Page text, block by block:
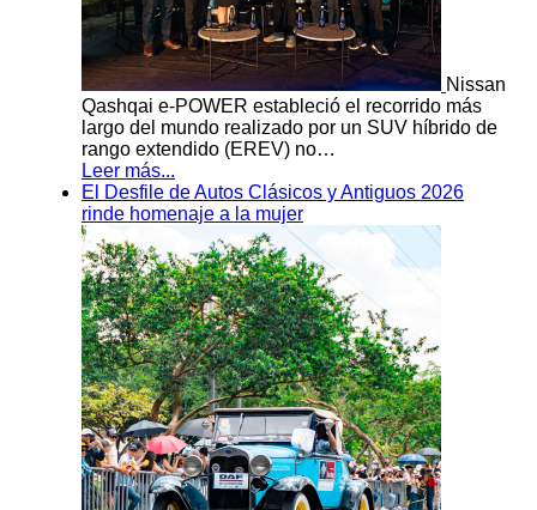
Nissan
Qashqai e-POWER estableció el recorrido más
largo del mundo realizado por un SUV híbrido de
rango extendido (EREV) no…
Leer más...
El Desfile de Autos Clásicos y Antiguos 2026
rinde homenaje a la mujer